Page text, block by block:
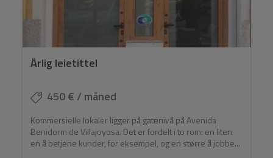
Årlig leietittel
450 € / måned
Kommersielle lokaler ligger på gatenivå på Avenida
Benidorm de Villajoyosa. Det er fordelt i to rom: en liten
en å betjene kunder, for eksempel, og en større å jobbe...